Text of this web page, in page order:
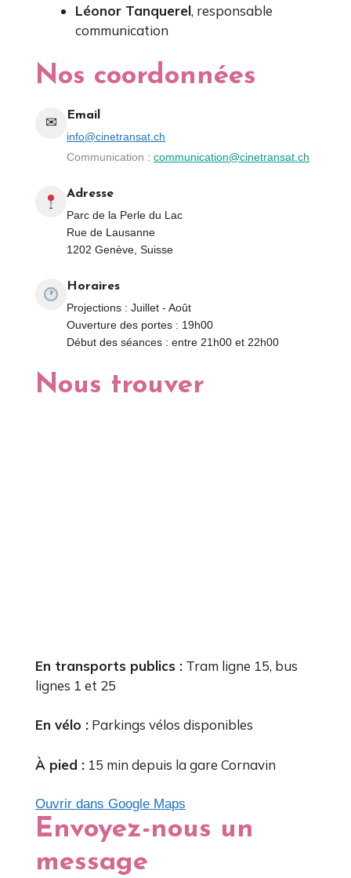
Léonor Tanquerel, responsable
communication
Nos coordonnées
✉
Email
info@cinetransat.ch
Communication : communication@cinetransat.ch
Adresse
Parc de la Perle du Lac
Rue de Lausanne
1202 Genève, Suisse
Horaires
Projections : Juillet - Août
Ouverture des portes : 19h00
Début des séances : entre 21h00 et 22h00
Nous trouver
En transports publics : Tram ligne 15, bus
lignes 1 et 25
En vélo : Parkings vélos disponibles
À pied : 15 min depuis la gare Cornavin
Ouvrir dans Google Maps
Envoyez-nous un
message